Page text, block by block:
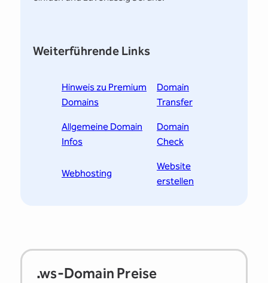
Weiterführende Links
Hinweis zu Premium
Domains
Domain
Transfer
Allgemeine Domain
Infos
Domain
Check
Webhosting
Website
erstellen
.ws-Domain Preise